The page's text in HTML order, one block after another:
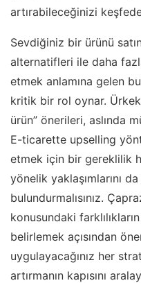
artırabileceğinizi
Sevdiğiniz bir ürünü
alternatifleri ile daha
etmek anlamına gelen
kritik bir rol oynar.
ürün” önerileri, aslında
E-ticarette upselling
etmek için bir gereklilik
yönelik yaklaşımlarını
bulundurmalısınız.
konusundaki
belirlemek açısından
uygulayacağınız her
artırmanın kapısını